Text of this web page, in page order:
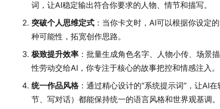
词，让AI稳定输出符合你要求的人物、情节和描写。
突破个人思维定式 ：当你卡文时，AI可以根据你设定
种可能性，拓宽创作思路。
极致提升效率 ：批量生成角色名字、人物小传、场景
性劳动交给AI，你专注于核心的故事把控和情感注入。
统一作品风格：通过精心设计的“系统提示词”，让AI
节、写对话）都能保持统一的语言风格和世界观基调。